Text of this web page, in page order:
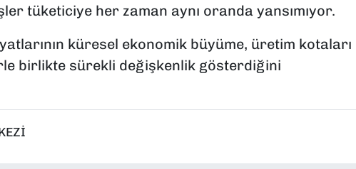
tüketiciye her zaman aynı oranda yansımıyor.
küresel ekonomik büyüme, üretim kotaları
birlikte sürekli değişkenlik gösterdiğini